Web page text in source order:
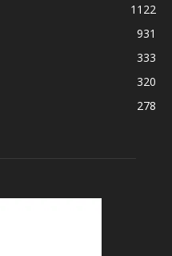
1122
931
333
320
278